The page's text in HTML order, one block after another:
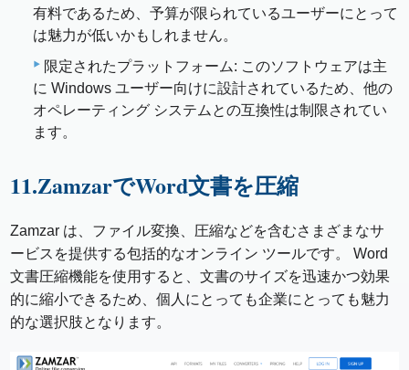
有料であるため、予算が限られているユーザーにとって
は魅力が低いかもしれません。
限定されたプラットフォーム: このソフトウェアは主
に Windows ユーザー向けに設計されているため、他の
オペレーティング システムとの互換性は制限されてい
ます。
11.ZamzarでWord文書を圧縮
Zamzar は、ファイル変換、圧縮などを含むさまざまなサ
ービスを提供する包括的なオンライン ツールです。 Word
文書圧縮機能を使用すると、文書のサイズを迅速かつ効果
的に縮小できるため、個人にとっても企業にとっても魅力
的な選択肢となります。